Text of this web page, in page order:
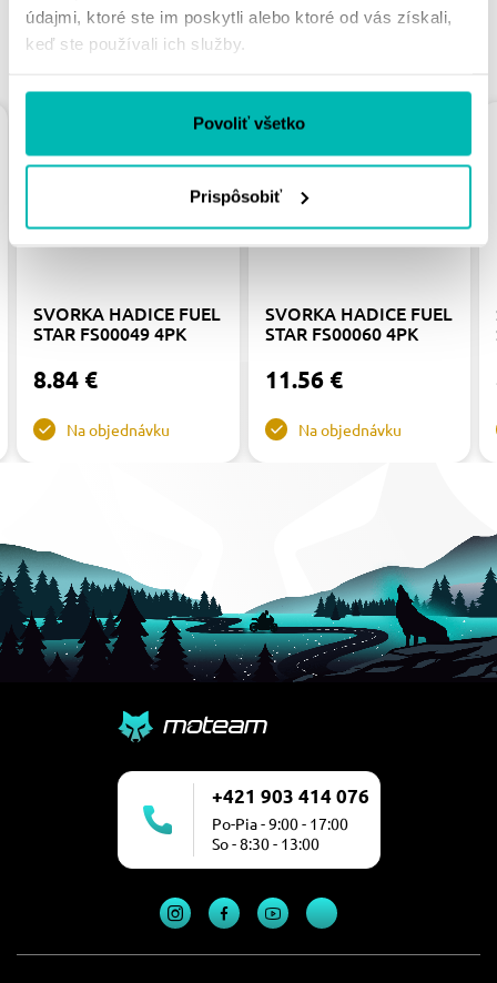
údajmi, ktoré ste im poskytli alebo ktoré od vás získali,
keď ste používali ich služby.
Povoliť všetko
Prispôsobiť
PODOBNÉ PRODUKTY
SVORKA HADICE FUEL
STAR FS00049 4PK
8.84 €
Na objednávku
SVORKA HADICE FUEL
STAR FS00060 4PK
11.56 €
Na objednávku
+421 903 414 076
Po-Pia - 9:00 - 17:00
So - 8:30 - 13:00